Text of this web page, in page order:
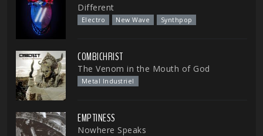
Different
Electro New Wave Synthpop
COMBICHRIST
The Venom in the Mouth of God
Metal Industriel
EMPTINESS
Nowhere Speaks